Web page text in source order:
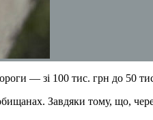
— зі 100 тис. грн до 50
Завдяки тому, що,